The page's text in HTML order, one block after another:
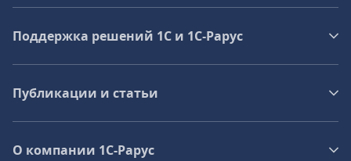
Поддержка решений 1С и 1С‑Рарус
Публикации и статьи
О компании 1C-Рарус